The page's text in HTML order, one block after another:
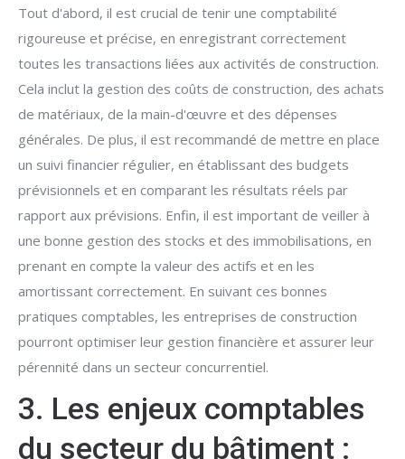
Tout d'abord, il est crucial de tenir une comptabilité
rigoureuse et précise, en enregistrant correctement
toutes les transactions liées aux activités de construction.
Cela inclut la gestion des coûts de construction, des achats
de matériaux, de la main-d'œuvre et des dépenses
générales. De plus, il est recommandé de mettre en place
un suivi financier régulier, en établissant des budgets
prévisionnels et en comparant les résultats réels par
rapport aux prévisions. Enfin, il est important de veiller à
une bonne gestion des stocks et des immobilisations, en
prenant en compte la valeur des actifs et en les
amortissant correctement. En suivant ces bonnes
pratiques comptables, les entreprises de construction
pourront optimiser leur gestion financière et assurer leur
pérennité dans un secteur concurrentiel.
3. Les enjeux comptables
du secteur du bâtiment :